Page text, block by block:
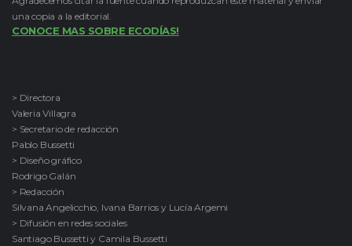
una copia a la editorial.
CONOCE MAS SOBRE ECODÍAS!
> Directora
Valeria Villagra
> Secretario de redacción
Pablo Bussetti
> Diseño gráfico
Rodrigo Galán
> Redacción
Silvana Angelicchio, Ivana Barrios y Lucía Argemi
> Difusión en redes sociales
Santiago Bussetti y Camila Bussetti